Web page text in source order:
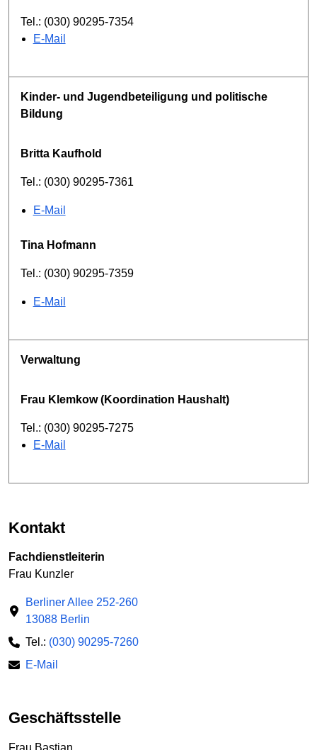
Tel.: (030) 90295-7354
E-Mail
Kinder- und Jugendbeteiligung und politische
Bildung
Britta Kaufhold
Tel.: (030) 90295-7361
E-Mail
Tina Hofmann
Tel.: (030) 90295-7359
E-Mail
Verwaltung
Frau Klemkow (Koordination Haushalt)
Tel.: (030) 90295-7275
E-Mail
Kontakt
Fachdienstleiterin
Frau Kunzler
Berliner Allee 252-260
13088 Berlin
Tel.: (030) 90295-7260
E-Mail
Geschäftsstelle
Frau Bastian